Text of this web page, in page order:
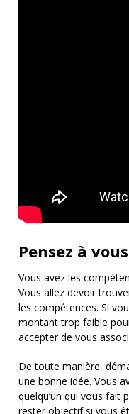
Pensez à
Vous avez les
Vous allez devoir
les compétences. Si
montant trop faible
accepter de vous
De toute manière,
une bonne idée. Vous
quelqu’un qui vous fait
rester objectif si vous